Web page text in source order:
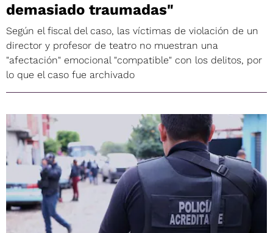
demasiado traumadas"
Según el fiscal del caso, las víctimas de violación de un
director y profesor de teatro no muestran una
"afectación" emocional "compatible" con los delitos, por
lo que el caso fue archivado